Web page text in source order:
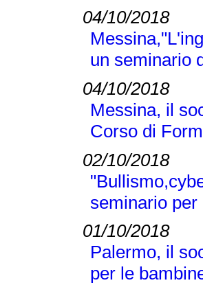
04/10/2018
un seminario
04/10/2018
Messina, il
Corso di
02/10/2018
seminario
01/10/2018
Palermo, il
per le